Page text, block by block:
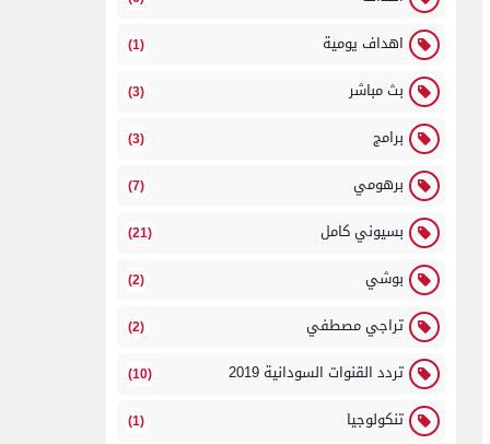
اهداف يومية (1)
بث مباشر (3)
برامج (3)
برهومي (7)
بسيوني كامل (21)
بوشي (2)
تراجي مصطفي (2)
تردد القنوات السودانية 2019 (10)
تنكولوجيا (1)